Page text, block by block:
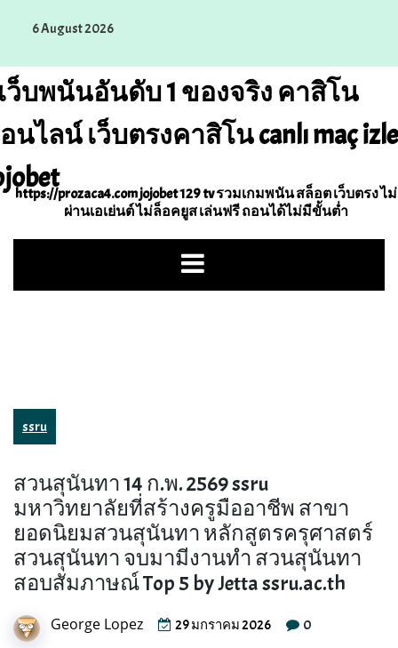
6 August 2026
ว็บพนันอันดับ 1 ของจริง คาสิโน
นไลน์ เว็บตรงคาสิโน canlı maç izle
https://prozaca4.com jojobet 129 tv รวมเกมพนัน สล็อต เว็บตรง ไม่
ผ่านเอเย่นต์ ไม่ล็อคยูส เล่นฟรี ถอนได้ไม่มีขั้นต่ำ
ssru
สวนสุนันทา 14 ก.พ. 2569 ssru
มหาวิทยาลัยที่สร้างครูมืออาชีพ สาขา
ยอดนิยมสวนสุนันทา หลักสูตรครุศาสตร์
สวนสุนันทา จบมามีงานทำ สวนสุนันทา
สอบสัมภาษณ์ Top 5 by Jetta ssru.ac.th
George Lopez 29 มกราคม 2026 0